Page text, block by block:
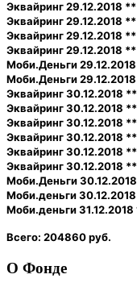
Эквайринг 29.12.2018
Эквайринг 29.12.2018
Эквайринг 29.12.2018
Эквайринг 29.12.2018
Моби.Деньги
Моби.Деньги
Эквайринг 30.12.2018
Эквайринг 30.12.2018
Эквайринг 30.12.2018
Эквайринг 30.12.2018
Эквайринг 30.12.2018
Эквайринг 30.12.2018
Моби.Деньги
Моби.деньги
Моби.деньги
Всего: 204860 руб.
О Фонде